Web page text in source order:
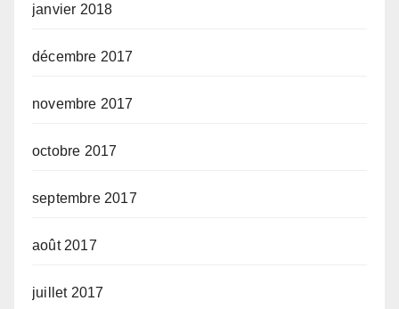
janvier 2018
décembre 2017
novembre 2017
octobre 2017
septembre 2017
août 2017
juillet 2017